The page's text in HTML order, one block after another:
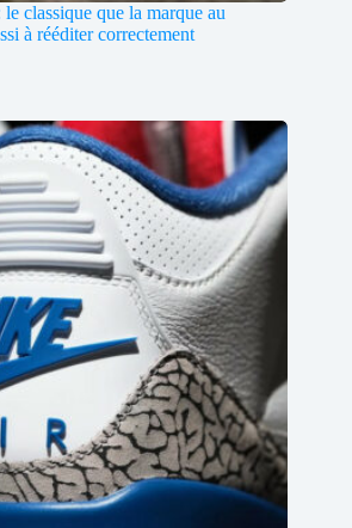
classique que la marque au
à rééditer correctement